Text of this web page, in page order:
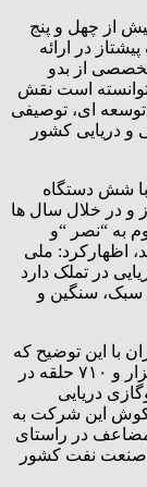
از چهل و پنج
در ارائه
از بدو
توانسته است نقش
ای، توصیفی
دریایی کشور
با شش دستگاه
و در خلال سال ها
به “نصر “و
اظهارکرد: ملی
و دریایی در تملک دارد
سبک، سنگین و
با این توضیح که
از مجموع چاه های حفر شده در این مدت چهارهزار و ۷۱۰ حلقه در
وگازی دریایی
این شرکت به
در راستای
صنعت نفت کشور